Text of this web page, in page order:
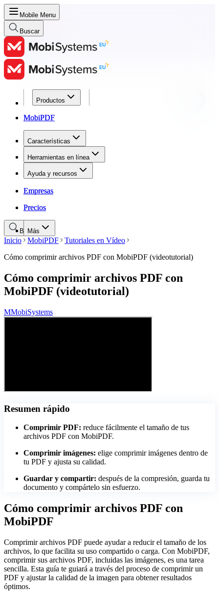
Mobile Menu
Buscar
Productos
MobiPDF
Características
Herramientas en línea
Ayuda y recursos
Empresas
Precios
Más
Productos
MobiPDF
Características
Herramientas en línea
Ayuda y recursos
Empresas
Precios
Buscar
Inicio MobiPDF
Tutoriales en Vídeo
Cómo comprimir archivos PDF con MobiPDF (videotutorial)
Cómo comprimir archivos PDF con
MobiPDF (videotutorial)
MMobiSystems
Resumen rápido
Comprimir PDF: reduce fácilmente el tamaño de tus
archivos PDF con MobiPDF.
Comprimir imágenes: elige comprimir imágenes dentro de
tu PDF y ajusta su calidad.
Guardar y compartir: después de la compresión, guarda tu
documento y compártelo sin esfuerzo.
Cómo comprimir archivos PDF con
MobiPDF
Comprimir archivos PDF puede ayudar a reducir el tamaño de los
archivos, lo que facilita su uso compartido o carga. Con MobiPDF,
comprimir sus archivos PDF, incluidas las imágenes, es una tarea
sencilla. Esta guía te guiará a través del proceso de comprimir un
PDF y ajustar la calidad de la imagen para obtener resultados
óptimos.